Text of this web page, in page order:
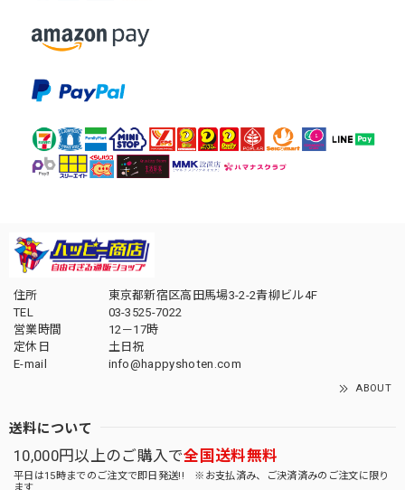
住所
東京都新宿区高田馬場3-2-2青柳ビル4F
TEL
03-3525-7022
営業時間
12－17時
定休日
土日祝
E-mail
info@happyshoten.com
ABOUT
送料について
10,000円以上のご購入で全国送料無料
平日は15時までのご注文で即日発送!! ※お支払済み、ご決済済みのご注文に限り